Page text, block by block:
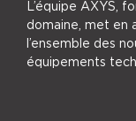
L’équipe AXYS,
domaine, met en
l’ensemble des
équipements